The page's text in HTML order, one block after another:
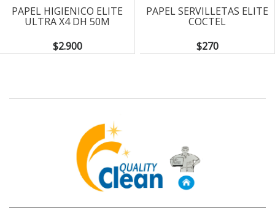
PAPEL HIGIENICO ELITE
ULTRA X4 DH 50M
$2.900
PAPEL SERVILLETAS ELITE
COCTEL
$270